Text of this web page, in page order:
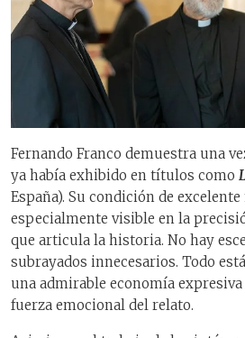
Fernando Franco demuestra una
ya había exhibido en títulos como
España). Su condición de
especialmente visible en la
que articula la historia. No hay
subrayados innecesarios. Todo
una admirable economía
fuerza emocional del relato.